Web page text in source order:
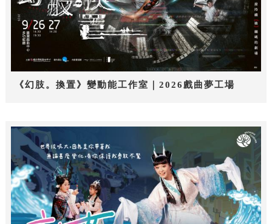
《幻肢。換置》變動能工作室｜2026戲曲夢工場